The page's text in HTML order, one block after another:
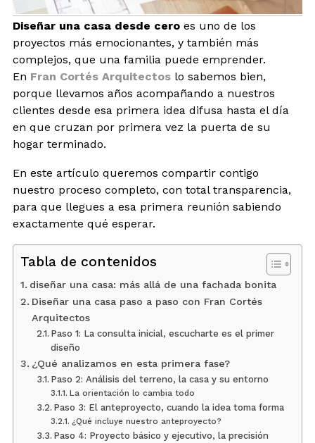
TIENDA
ESPAÑOL
Diseñar una casa desde cero es uno de los
proyectos más emocionantes, y también más
complejos, que una familia puede emprender.
En Fran Cortés Arquitectos lo sabemos bien,
porque llevamos años acompañando a nuestros
clientes desde esa primera idea difusa hasta el día
en que cruzan por primera vez la puerta de su
hogar terminado.
En este artículo queremos compartir contigo
nuestro proceso completo, con total transparencia,
para que llegues a esa primera reunión sabiendo
exactamente qué esperar.
Tabla de contenidos
diseñar una casa: más allá de una fachada bonita
Diseñar una casa paso a paso con Fran Cortés
Arquitectos
Paso 1: La consulta inicial, escucharte es el primer
diseño
¿Qué analizamos en esta primera fase?
Paso 2: Análisis del terreno, la casa y su entorno
La orientación lo cambia todo
Paso 3: El anteproyecto, cuando la idea toma forma
¿Qué incluye nuestro anteproyecto?
Paso 4: Proyecto básico y ejecutivo, la precisión